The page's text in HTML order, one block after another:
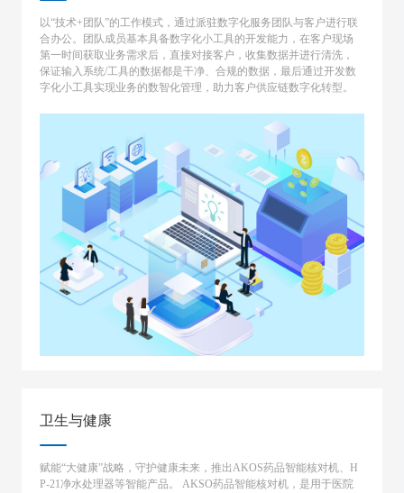
以“技术+团队”的工作模式，通过派驻数字化服务团队与客户进行联
合办公。团队成员基本具备数字化小工具的开发能力，在客户现场
第一时间获取业务需求后，直接对接客户，收集数据并进行清洗，
保证输入系统/工具的数据都是干净、合规的数据，最后通过开发数
字化小工具实现业务的数智化管理，助力客户供应链数字化转型。
卫生与健康
赋能“大健康”战略，守护健康未来，推出AKOS药品智能核对机、H
P-21净水处理器等智能产品。 AKSO药品智能核对机，是用于医院